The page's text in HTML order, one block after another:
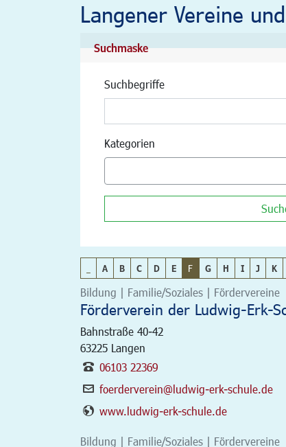
Langener Vereine
Suchmaske
Suchbegriffe
Kategorien
A B C D E F G H I J K
Bildung | Familie/Soziales | Fördervereine
Förderverein der Ludwig-Erk-
Bahnstraße 40-42
63225 Langen
06103 22369
foerderverein@ludwig-erk-schule.de
www.ludwig-erk-schule.de
Bildung | Familie/Soziales | Fördervereine